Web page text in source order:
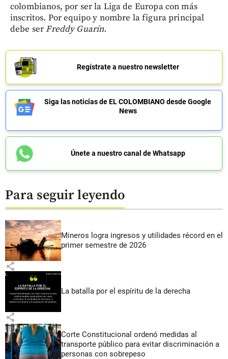
colombianos, por ser la Liga de Europa con más
inscritos. Por equipo y nombre la figura principal
debe serFreddy Guarín.
Regístrate a nuestro newsletter
Siga las noticias de EL COLOMBIANO desde Google
News
Únete a nuestro canal de Whatsapp
Para seguir leyendo
Mineros logra ingresos y utilidades récord en el
primer semestre de 2026
share
La batalla por el espíritu de la derecha
share
Corte Constitucional ordenó medidas al
transporte público para evitar discriminación a
personas con sobrepeso